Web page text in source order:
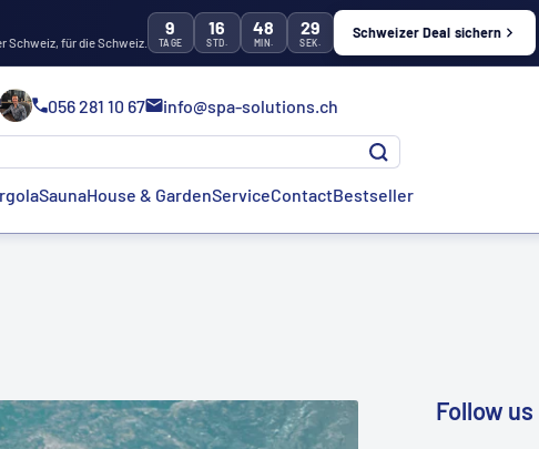
Schweiz, für die Schweiz.
9
TAGE
16
STD.
48
MIN.
28
SEK.
Schweizer Deal sichern
056 281 10 67 info@spa-solutions.ch
SaunaHouse & GardenServiceContactBestseller
Follow us